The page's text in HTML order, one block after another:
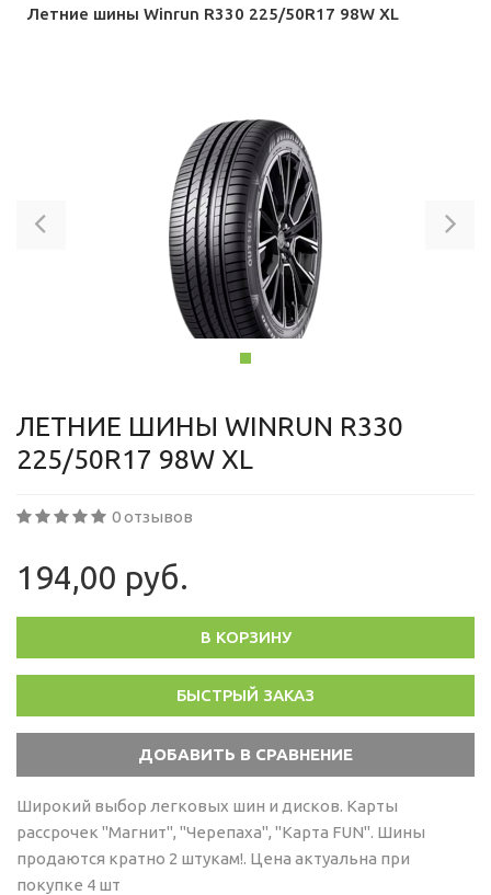
Летние шины Winrun R330 225/50R17 98W XL
ЛЕТНИЕ ШИНЫ WINRUN R330
225/50R17 98W XL
0 отзывов
194,00 руб.
В КОРЗИНУ
БЫСТРЫЙ ЗАКАЗ
Широкий выбор легковых шин и дисков. Карты
рассрочек "Магнит", "Черепаха", "Карта FUN". Шины
продаются кратно 2 штукам!. Цена актуальна при
покупке 4 шт